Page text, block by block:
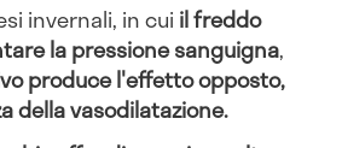
invernali, in cui il freddo
la pressione sanguigna,
produce l'effetto opposto,
della vasodilatazione.